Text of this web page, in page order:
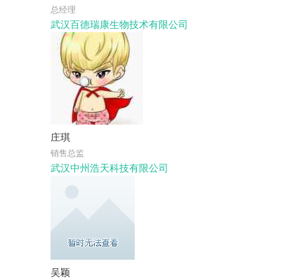
总经理
武汉百德瑞康生物技术有限公司
庄琪
销售总监
武汉中州浩天科技有限公司
吴颖